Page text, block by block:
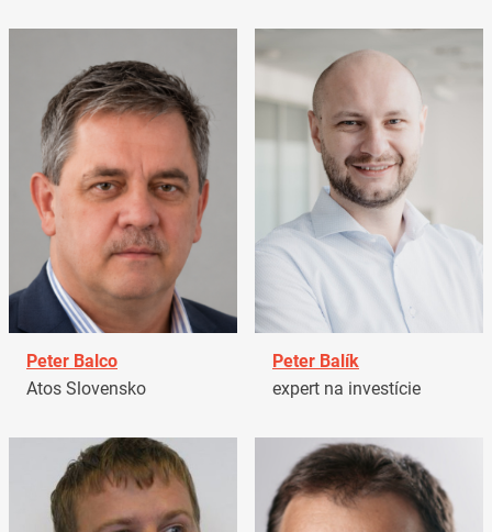
Peter Balco
Atos Slovensko
Peter Balík
expert na investície